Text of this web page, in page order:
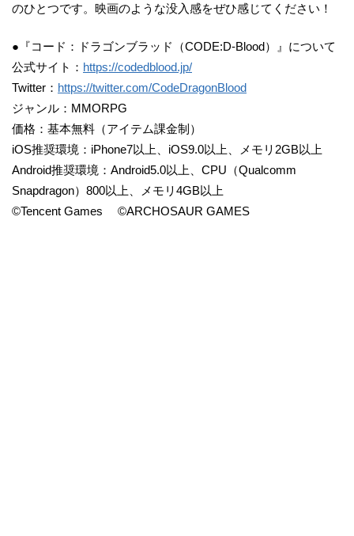
のひとつです。映画のような没入感をぜひ感じてください！
●『コード：ドラゴンブラッド（CODE:D-Blood）』について
公式サイト： https://codedblood.jp/
Twitter： https://twitter.com/CodeDragonBlood
ジャンル：MMORPG
価格：基本無料（アイテム課金制）
iOS推奨環境：iPhone7以上、iOS9.0以上、メモリ2GB以上
Android推奨環境：Android5.0以上、CPU（Qualcomm
Snapdragon）800以上、メモリ4GB以上
©Tencent Games ©ARCHOSAUR GAMES